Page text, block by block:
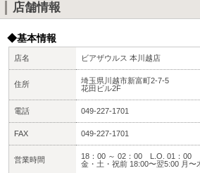
店舗情報
◆基本情報
店名 ビアザウルス 本川越店
住所
埼玉県川越市新富町2-7-5
花田ビル2F
電話 049-227-1701
FAX 049-227-1701
営業時間
18：00 ～ 02：00 L.O. 01：00
金・土・祝前 18:00〜翌5:00 月〜